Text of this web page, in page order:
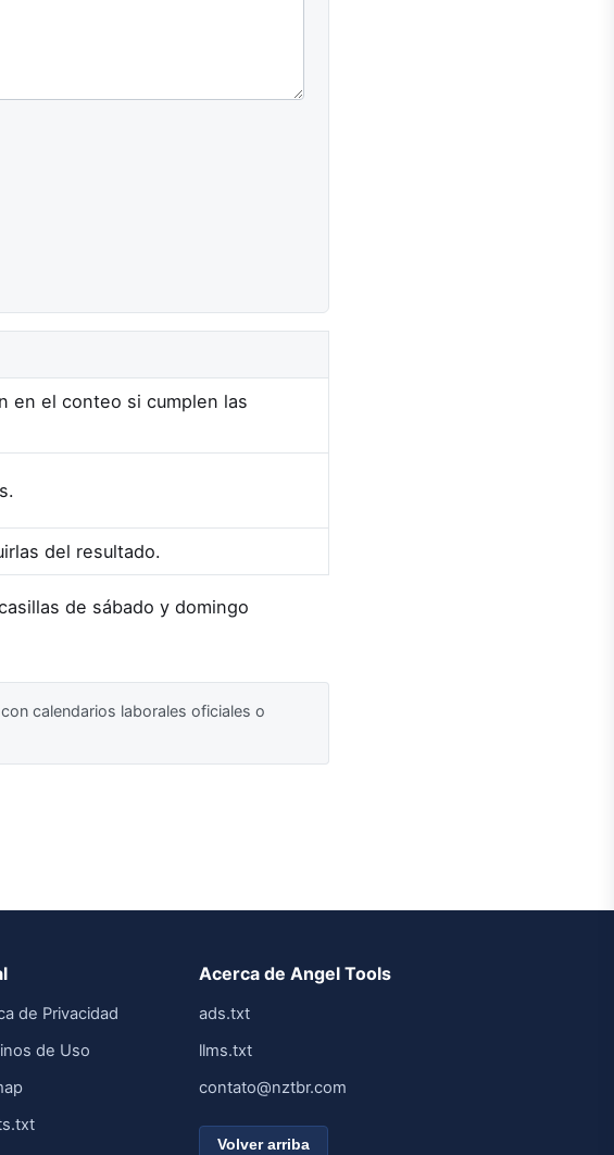
en el conteo si cumplen las
del resultado.
de sábado y domingo
calendarios laborales oficiales o
de Privacidad
de Uso
Acerca de Angel Tools
ads.txt
llms.txt
contato@nztbr.com
Volver arriba